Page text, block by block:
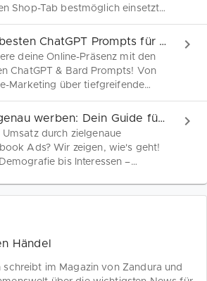
Shop-Tab bestmöglich einsetzt
wirkungsvollen Werbestrategien
Produkte gezielt in die Feeds
Zielgruppe platzierst.
Die besten ChatGPT Prompts für dein Online-Marketing
deine Online-Präsenz mit den
ChatGPT & Bard Prompts! Von
Marketing über tiefgreifende
bis hin zu SEO-Optimierung
Media-Erfolgen – Hier findest
Prompt Beispiele, die
Zielgenau werben: Dein Guide für Facebook Ads!
Umsatz durch zielgenaue
Ads? Wir zeigen, wie's geht!
bis Interessen –
Händel
schreibt im Magazin von Zandura und